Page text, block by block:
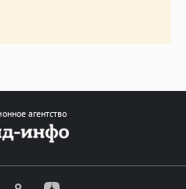
агентство